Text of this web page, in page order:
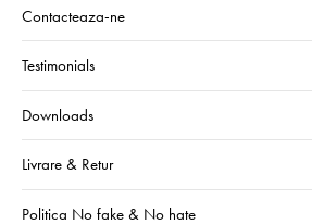
Contacteaza-ne
Testimonials
Downloads
Livrare & Retur
Politica No fake & No hate